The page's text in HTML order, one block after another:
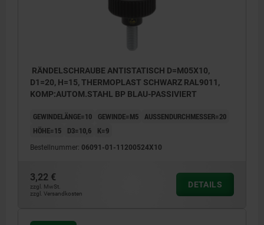
RÄNDELSCHRAUBE ANTISTATISCH D=M05X10,
D1=20, H=15, THERMOPLAST SCHWARZ RAL9011,
KOMP:AUTOM.STAHL BP BLAU-PASSIVIERT
GEWINDELÄNGE=10 GEWINDE=M5 AUSSENDURCHMESSER=20
HÖHE=15
D3=10,6 K=9
Bestellnummer: 06091-01-11200524X10
3,22 €
zzgl. MwSt.
zzgl. Versandkosten
DETAILS